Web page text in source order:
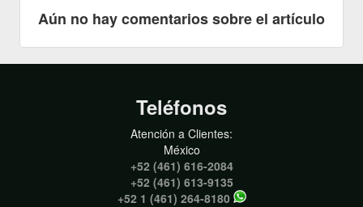
Aún no hay comentarios sobre el artículo
Teléfonos
Atención a Clientes:
México
+52 (461) 616-2084
+52 (461) 613-9135
+52 1 (461) 264-8180